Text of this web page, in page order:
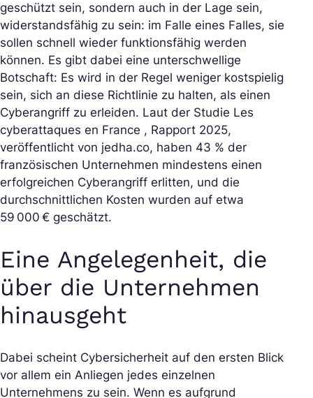
geschützt sein, sondern auch in der Lage sein,
widerstandsfähig zu sein: im Falle eines Falles, sie
sollen schnell wieder funktionsfähig werden
können. Es gibt dabei eine unterschwellige
Botschaft: Es wird in der Regel weniger kostspielig
sein, sich an diese Richtlinie zu halten, als einen
Cyberangriff zu erleiden. Laut der Studie Les
cyberattaques en France , Rapport 2025,
veröffentlicht von jedha.co, haben 43 % der
französischen Unternehmen mindestens einen
erfolgreichen Cyberangriff erlitten, und die
durchschnittlichen Kosten wurden auf etwa
59 000 € geschätzt.
Eine Angelegenheit, die
über die Unternehmen
hinausgeht
Dabei scheint Cybersicherheit auf den ersten Blick
vor allem ein Anliegen jedes einzelnen
Unternehmens zu sein. Wenn es aufgrund